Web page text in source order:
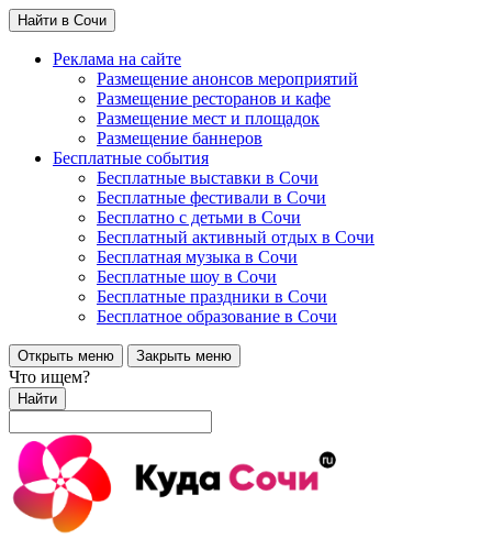
Найти в Сочи
Реклама на сайте
Размещение анонсов мероприятий
Размещение ресторанов и кафе
Размещение мест и площадок
Размещение баннеров
Бесплатные события
Бесплатные выставки в Сочи
Бесплатные фестивали в Сочи
Бесплатно с детьми в Сочи
Бесплатный активный отдых в Сочи
Бесплатная музыка в Сочи
Бесплатные шоу в Сочи
Бесплатные праздники в Сочи
Бесплатное образование в Сочи
Открыть меню Закрыть меню
Что ищем?
Найти